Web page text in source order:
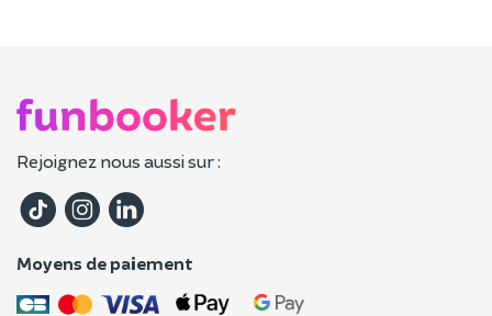
Rejoignez nous aussi sur :
Moyens de paiement